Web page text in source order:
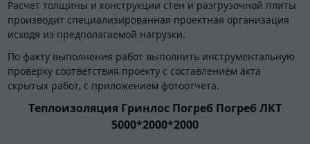
Расчет толщины и конструкции стен и разгрузочной плиты
производит специализированная проектная организация
исходя из предполагаемой нагрузки.
По факту выполнения работ выполнить инструментальную
проверку соответствия проекту с составлением акта
скрытых работ, с приложением фотоотчета.
Теплоизоляция Гринлос Погреб Погреб ЛКТ
5000*2000*2000